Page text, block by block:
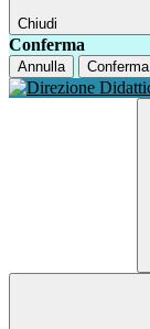
Chiudi
Conferma
Annulla Conferma